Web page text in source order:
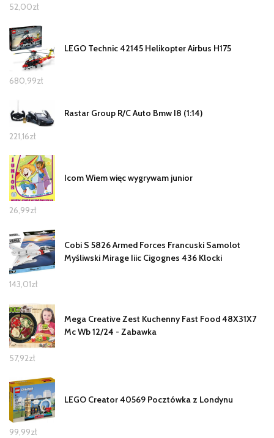
52,00zł
LEGO Technic 42145 Helikopter Airbus H175
680,99zł
Rastar Group R/C Auto Bmw I8 (1:14)
221,16zł
Icom Wiem więc wygrywam junior
26,99zł
Cobi S 5826 Armed Forces Francuski Samolot
Myśliwski Mirage Iiic Cigognes 436 Klocki
143,01zł
Mega Creative Zest Kuchenny Fast Food 48X31X7
Mc Wb 12/24 - Zabawka
57,92zł
LEGO Creator 40569 Pocztówka z Londynu
99,99zł